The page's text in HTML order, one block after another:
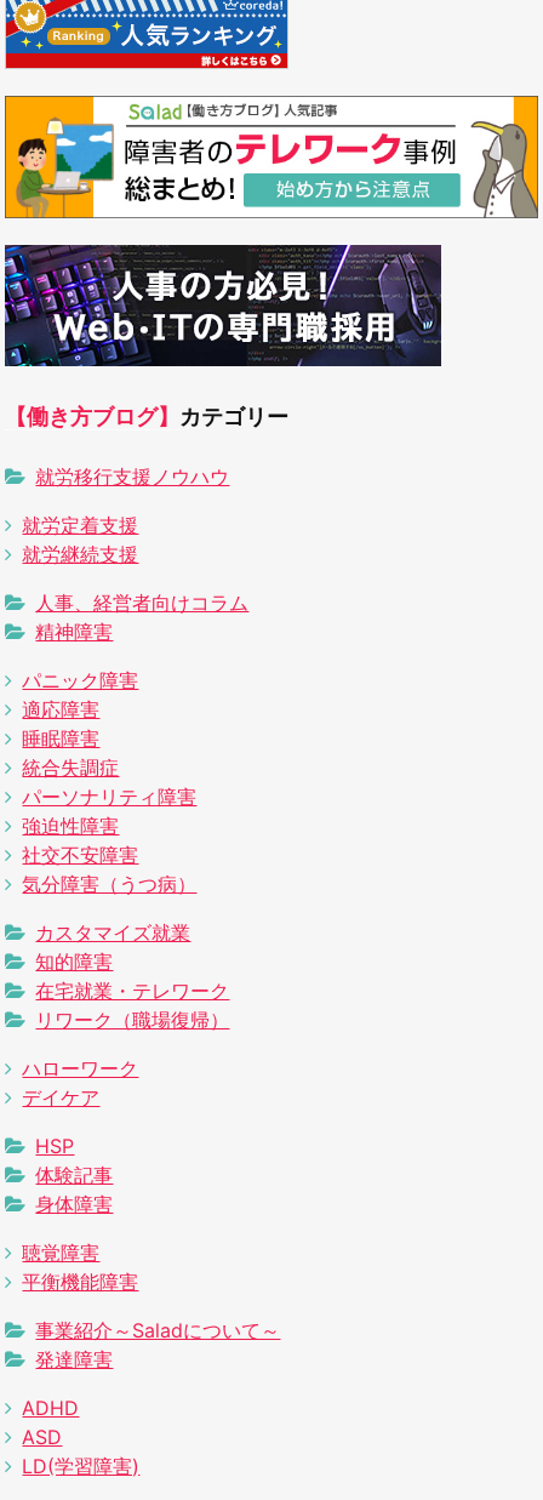
【働き方ブログ】 カテゴリー
就労移行支援ノウハウ
就労定着支援
就労継続支援
人事、経営者向けコラム
精神障害
パニック障害
適応障害
睡眠障害
統合失調症
パーソナリティ障害
強迫性障害
社交不安障害
気分障害（うつ病）
カスタマイズ就業
知的障害
在宅就業・テレワーク
リワーク（職場復帰）
ハローワーク
デイケア
HSP
体験記事
身体障害
聴覚障害
平衡機能障害
事業紹介～Saladについて～
発達障害
ADHD
ASD
LD(学習障害)